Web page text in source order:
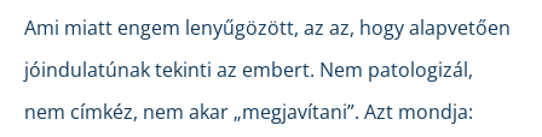
Ami miatt engem lenyűgözött, az az, hogy alapvetően
jóindulatúnak tekinti az embert. Nem patologizál,
nem címkéz, nem akar „megjavítani”. Azt mondja: